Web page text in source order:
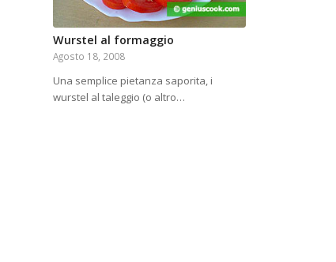
Wurstel al formaggio
Agosto 18, 2008
Una semplice pietanza saporita, i
wurstel al taleggio (o altro…